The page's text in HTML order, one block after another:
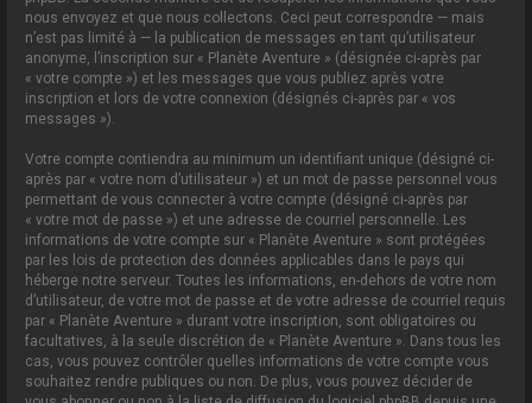
nous envoyez et que nous collectons. Ceci peut correspondre — mais
n’est pas limité à — la publication de messages en tant qu’utilisateur
anonyme, l’inscription sur « Planète Aventure » (désignée ci-après par
« votre compte ») et les messages que vous publiez après votre
inscription et lors de votre connexion (désignés ci-après par « vos
messages »).
Votre compte contiendra au minimum un identifiant unique (désigné ci-
après par « votre nom d’utilisateur ») et un mot de passe personnel vous
permettant de vous connecter à votre compte (désigné ci-après par
« votre mot de passe ») et une adresse de courriel personnelle. Les
informations de votre compte sur « Planète Aventure » sont protégées
par les lois de protection des données applicables dans le pays qui
héberge notre serveur. Toutes les informations, en-dehors de votre nom
d’utilisateur, de votre mot de passe et de votre adresse de courriel requis
par « Planète Aventure » durant votre inscription, sont obligatoires ou
facultatives, à la seule discrétion de « Planète Aventure ». Dans tous les
cas, vous pouvez contrôler quelles informations de votre compte vous
souhaitez rendre publiques ou non. De plus, vous pouvez décider de